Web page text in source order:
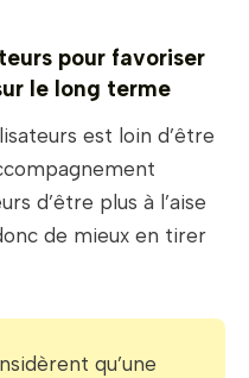
pour favoriser
le long terme
est loin d’être
d’être plus à l’aise
de mieux en tirer
qu’une